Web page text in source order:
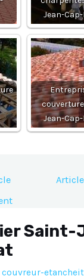
Jean-
Jean-
Saint-
couvreur-